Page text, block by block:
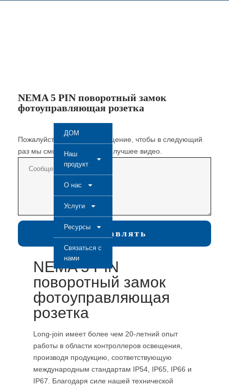
ДОМ
Наш
продукт
О нас
Услуги
Ресурсы
Связаться с
нами
NEMA 5 PIN поворотный замок
фотоуправляющая розетка
Пожалуйста, оставьте сообщение, чтобы в следующий
раз мы смогли создать еще лучшее видео.
Отправлять
NEMA 5 PIN
поворотный замок
фотоуправляющая
розетка
Long-join имеет более чем 20-летний опыт
работы в области контроллеров освещения,
производя продукцию, соответствующую
международным стандартам IP54, IP65, IP66 и
IP67. Благодаря силе нашей технической